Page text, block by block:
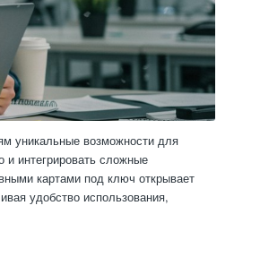
уникальные возможности для
и интегрировать сложные
картами под ключ открывает
удобство использования,